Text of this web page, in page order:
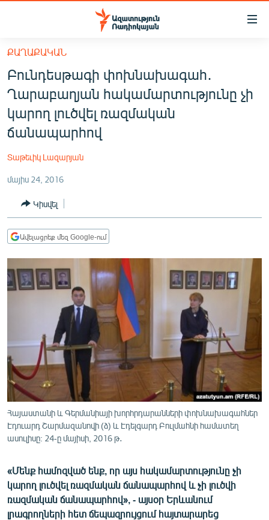
Մատչելիության
հիմնական
բովանդակությանը
Անցնել
հիմնական
մենյուին
Որոնում
ՀԱՅԱՍՏԱՆ
ՔԱՂԱՔԱԿԱՆ
ԸՆՏՐՈՒԹՅՈՒՆՆԵՐ 2026
ՊԱՏԵՐԱԶՄԻ 6 ՇԱԲԱԹՆԵՐԸ
ՏԱՐԱԾԱՇՐՋԱՆ
ՄԻՋԱԶԳԱՅԻՆ
ՄԵԿՆԱԲԱՆՈՒԹՅՈՒՆ
ՏՏ ԵՒ ԻՆՏԵՐՆԵՏ
ԿՈՐՈՆԱՎԻՐՈՒՍ
ԱՐԽԻՎ
ՏԵՍԱՆՅՈՒԹԵՐ
ՁԳՏԵԼՈՎ ԼԱՎԱԳՈՒՅՆԻՆ
ՓՈԴՔԱՍԹ
ՔԱՂԱՔԱԿԱՆ
Բունդեսթագի փոխնախագահ․
Ղարաբաղյան հակամարտությունը չի
կարող լուծվել ռազմական
ճանապարհով
Տաթեւիկ Լազարյան
մայիս 24, 2016
Կիսվել
Ավելացրեք մեզ Google-ում
Հայաստանի և Գերմանիայի խորհրդարանների փոխնախագահներ
Էդուարդ Շարմազանովի (ձ) և Էդելգարդ Բուլմահնի համատեղ
ասուլիսը: 24-ը մայիսի, 2016 թ․
«Մենք համոզված ենք, որ այս հակամարտությունը չի
կարող լուծվել ռազմական ճանապարհով և չի լուծվի
ռազմական ճանապարհով», - այսօր Երևանում
լրագրողների հետ ճեպազրույցում հայտարարեց